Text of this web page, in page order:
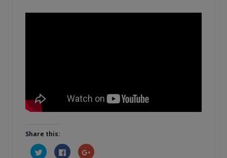
Share this:
Cliquez
pour
Cliquez
pour
Cliquez
pour